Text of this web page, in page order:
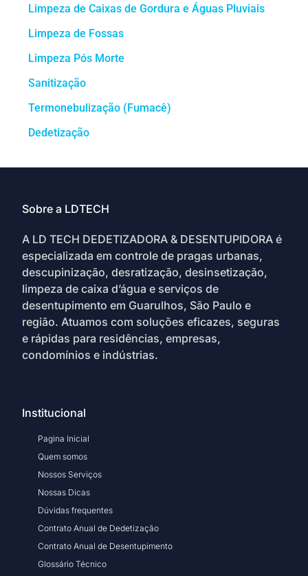
Limpeza de Caixas de Gordura e Águas Pluviais
Limpeza de Fossas
Limpeza Pós Morte
Sanitização
Termonebulização (Fumacê)
Dedetização
Sobre a LDTECH
A LD TECH DEDETIZADORA & DESENTUPIDORA é
especializada em controle de pragas urbanas,
descupinização, desratização, desinsetização,
limpeza de caixa d’água e serviços de
desentupimento em Guarulhos, São Paulo e
região. Atuamos com soluções eficazes, seguras
e rápidas para residências, empresas,
condomínios e indústrias.
Institucional
Pagina Inicial
Quem somos
Nossos Serviços
Nossas Dicas
Dúvidas frequentes
Contrato Anual de Dedetização
Contrato Anual de Desentupimento
Glossário Técnico